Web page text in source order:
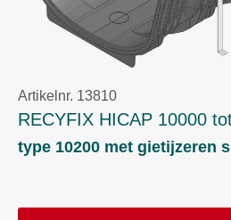
Artikelnr. 13810
RECYFIX HICAP 10000
type 10200 met gietijzeren